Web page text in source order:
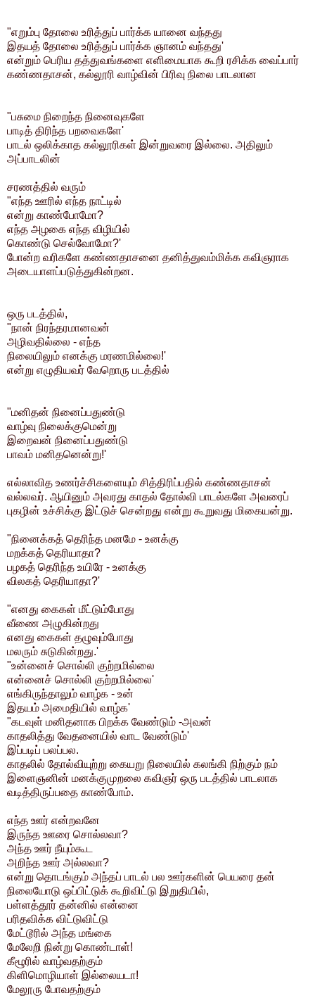
"எறும்பு தோலை உரித்துப் பார்க்க யானை வந்தது
இதயத் தோலை உரித்துப் பார்க்க ஞானம் வந்தது'
என்றும் பெரிய தத்துவங்களை எளிமையாக கூறி ரசிக்க வைப்பார்
கண்ணதாசன், கல்லூரி வாழ்வின் பிரிவு நிலை பாடலான
"பசுமை நிறைந்த நினைவுகளே
பாடித் திரிந்த பறவைகளே'
பாடல் ஒலிக்காத கல்லூரிகள் இன்றுவரை இல்லை. அதிலும்
அப்பாடலின்
சரணத்தில் வரும்
"எந்த ஊரில் எந்த நாட்டில்
என்று காண்போமோ?
எந்த அழகை எந்த விழியில்
கொண்டு செல்வோமோ?'
போன்ற வரிகளே கண்ணதாசனை தனித்துவம்மிக்க கவிஞராக
அடையாளப்படுத்துகின்றன.
ஒரு படத்தில்,
"நான் நிரந்தரமானவன்
அழிவதில்லை - எந்த
நிலையிலும் எனக்கு மரணமில்லை!'
என்று எழுதியவர் வேறொரு படத்தில்
"மனிதன் நினைப்பதுண்டு
வாழ்வு நிலைக்குமென்று
இறைவன் நினைப்பதுண்டு
பாவம் மனிதனென்று!'
எல்லாவித உணர்ச்சிகளையும் சித்திரிப்பதில் கண்ணதாசன்
வல்லவர். ஆயினும் அவரது காதல் தோல்வி பாடல்களே அவரைப்
புகழின் உச்சிக்கு இட்டுச் சென்றது என்று கூறுவது மிகையன்று.
"நினைக்கத் தெரிந்த மனமே - உனக்கு
மறக்கத் தெரியாதா?
பழகத் தெரிந்த உயிரே - உனக்கு
விலகத் தெரியாதா?'
"எனது கைகள் மீட்டும்போது
வீணை அழுகின்றது
எனது கைகள் தழுவும்போது
மலரும் சுடுகின்றது.'
"உன்னைச் சொல்லி குற்றமில்லை
என்னைச் சொல்லி குற்றமில்லை'
எங்கிருந்தாலும் வாழ்க - உன்
இதயம் அமைதியில் வாழ்க'
"கடவுள் மனிதனாக பிறக்க வேண்டும் -அவன்
காதலித்து வேதனையில் வாட வேண்டும்'
இப்படிப் பலப்பல.
காதலில் தோல்வியுற்று கையறு நிலையில் கலங்கி நிற்கும் நம்
இளைஞனின் மனக்குமுறலை கவிஞர் ஒரு படத்தில் பாடலாக
வடித்திருப்பதை காண்போம்.
எந்த ஊர் என்றவனே
இருந்த ஊரை சொல்லவா?
அந்த ஊர் நீயும்கூட
அறிந்த ஊர் அல்லவா?
என்று தொடங்கும் அந்தப் பாடல் பல ஊர்களின் பெயரை தன்
நிலையோடு ஒப்பிட்டுக் கூறிவிட்டு இறுதியில்,
பள்ளத்தூர் தன்னில் என்னை
பரிதவிக்க விட்டுவிட்டு
மேட்டூரில் அந்த மங்கை
மேலேறி நின்று கொண்டாள்!
கீழூரில் வாழ்வதற்கும்
கிளிமொழியாள் இல்லையடா!
மேலூரு போவதற்கும்